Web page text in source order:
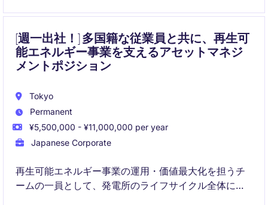
[週一出社！] 多国籍な従業員と共に、再生可
能エネルギー事業を支えるアセットマネジ
メントポジション
Tokyo
Permanent
¥5,500,000 - ¥11,000,000 per year
Japanese Corporate
再生可能エネルギー事業の運用・価値最大化を担うチ
ームの一員として、発電所のライフサイクル全体に関